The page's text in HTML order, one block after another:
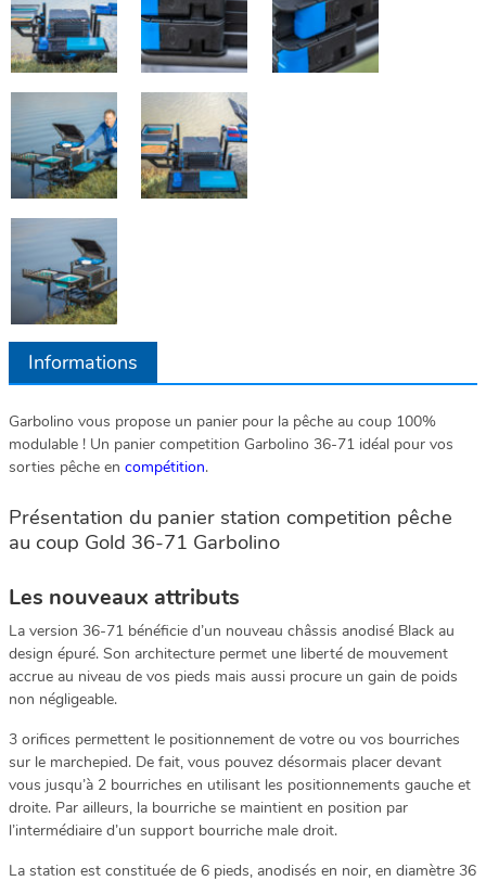
Informations
Garbolino vous propose un panier pour la pêche au coup 100%
modulable ! Un panier competition Garbolino 36-71 idéal pour vos
sorties pêche en compétition.
Présentation du panier station competition pêche
au coup Gold 36-71 Garbolino
Les nouveaux attributs
La version 36-71 bénéficie d’un nouveau châssis anodisé Black au
design épuré. Son architecture permet une liberté de mouvement
accrue au niveau de vos pieds mais aussi procure un gain de poids
non négligeable.
3 orifices permettent le positionnement de votre ou vos bourriches
sur le marchepied. De fait, vous pouvez désormais placer devant
vous jusqu’à 2 bourriches en utilisant les positionnements gauche et
droite. Par ailleurs, la bourriche se maintient en position par
l’intermédiaire d’un support bourriche male droit.
La station est constituée de 6 pieds, anodisés en noir, en diamètre 36